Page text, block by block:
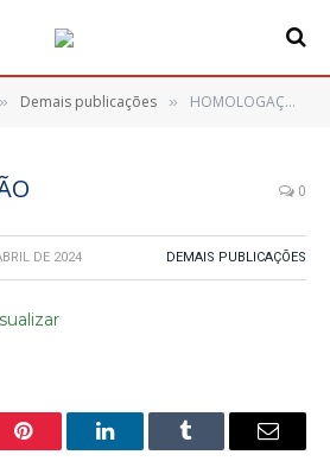
» Demais publicações » HOMOLOGAÇÃO
0
DE 2024 DEMAIS PUBLICAÇÕES
Pinterest LinkedInTumblr
E-